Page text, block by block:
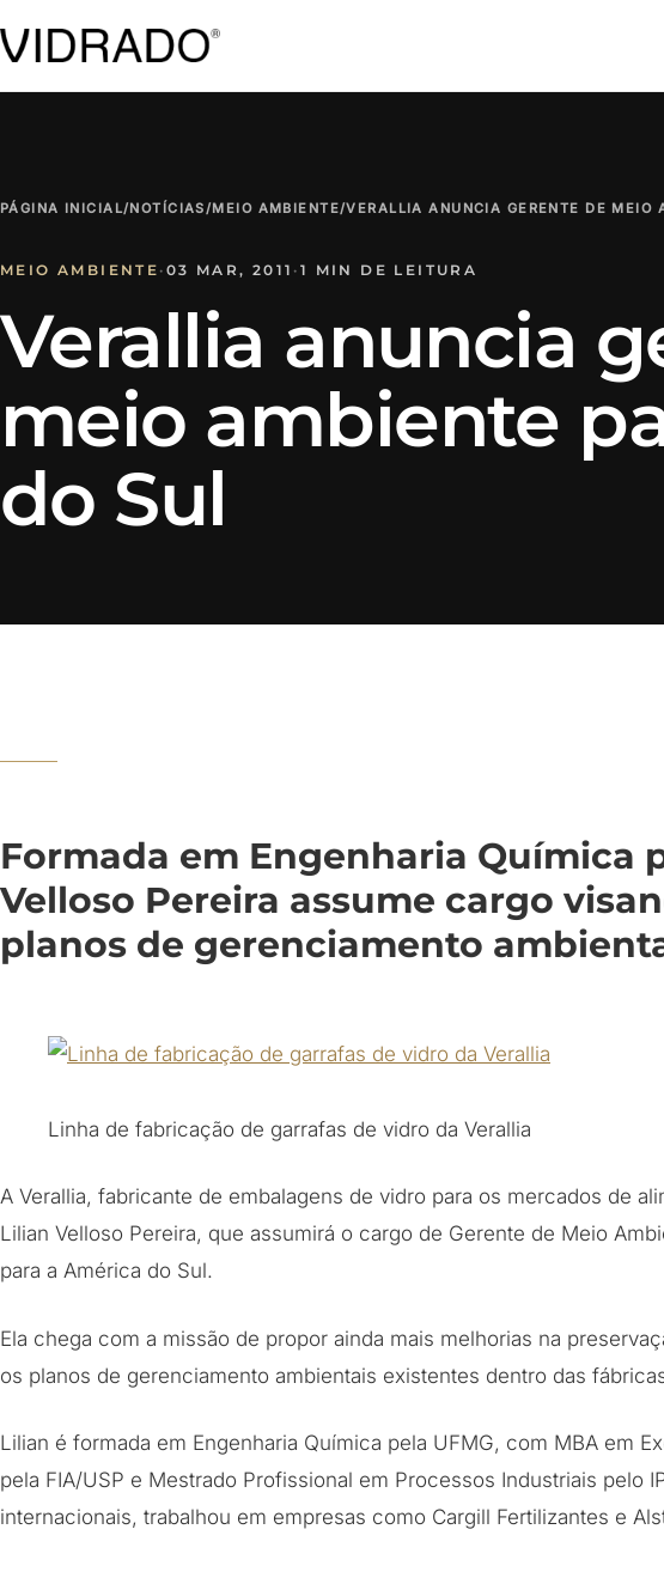
PÁGINA INICIAL/NOTÍCIAS/MEIO AMBIENTE/VERALLIA ANUNCIA GERENTE DE MEIO
MEIO AMBIENTE · 03 MAR, 2011 · 1 MIN DE LEITURA
Verallia anuncia
meio ambiente
do Sul
Formada em Engenharia Química
Velloso Pereira assume cargo
planos de gerenciamento
Linha de fabricação de garrafas de vidro da Verallia
A Verallia, fabricante de embalagens de vidro para os mercados de
Lilian Velloso Pereira, que assumirá o cargo de Gerente de Meio
para a América do Sul.
Ela chega com a missão de propor ainda mais melhorias na
os planos de gerenciamento ambientais existentes dentro das
Lilian é formada em Engenharia Química pela UFMG, com MBA em
pela FIA/USP e Mestrado Profissional em Processos Industriais pelo
internacionais, trabalhou em empresas como Cargill Fertilizantes e